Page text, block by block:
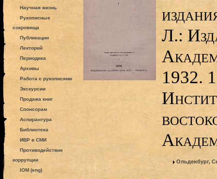
Научная жизнь
Рукописные
сокровища
Публикации
Лекторий
Периодика
Архивы
Работа с рукописями
Экскурсии
Продажа книг
Спонсорам
Аспирантура
Библиотека
ИВР в СМИ
Противодействие
коррупции
IOM (eng)
Л.:
1932.
Ольденбург,